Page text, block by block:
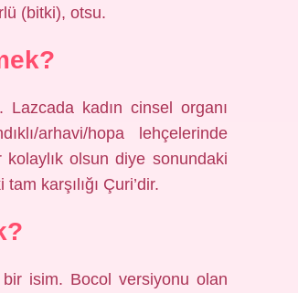
(bitki), otsu.
kadın cinsel organı
arhavi/hopa lehçelerinde
olsun diye sonundaki
karşılığı Çuri’dir.
isim. Bocol versiyonu olan